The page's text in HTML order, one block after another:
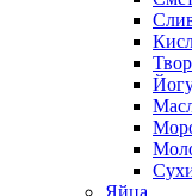
Яйца